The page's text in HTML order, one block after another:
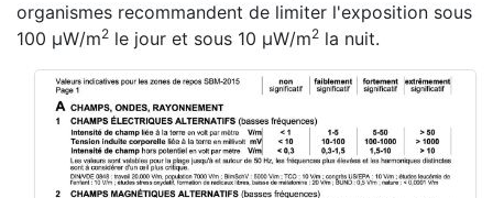
organismes recommandent de limiter l'exposition sous
100 μW/m2 le jour et sous 10 μW/m2 la nuit.